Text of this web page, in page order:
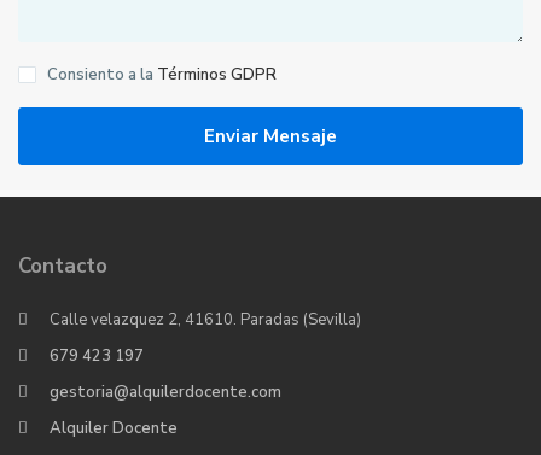
Consiento a la Términos GDPR
Enviar Mensaje
Contacto
Calle velazquez 2, 41610. Paradas (Sevilla)
679 423 197
gestoria@alquilerdocente.com
Alquiler Docente